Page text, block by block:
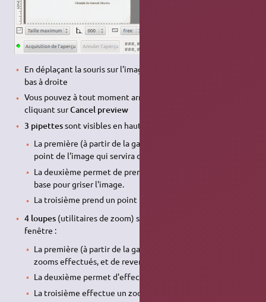
En déplaçant la souris sur l'image, un zoom est effectué en
bas à droite
Vous pouvez à tout moment arrêter la prévisualisation, en
cliquant surCancel preview
3 pipettessont visibles en haut de la fenêtre :
La première (à partir de la gauche) permet de prendre un
point de l'image qui servira de base pour éclaircir l'image.
La deuxième permet de prendre un point qui servira de
base pour griser l'image.
La troisième prend un point pour obscurcir l'image.
4 loupes(utilitaires de zoom) sont disponibles en haut de la
fenêtre :
La première (à partir de la gauche) permet d'annuler les
zooms effectués, et de revenir à l'aperçu normal
La deuxième permet d'effectuer un zoom arrière.
La troisième effectue un zoom avant.